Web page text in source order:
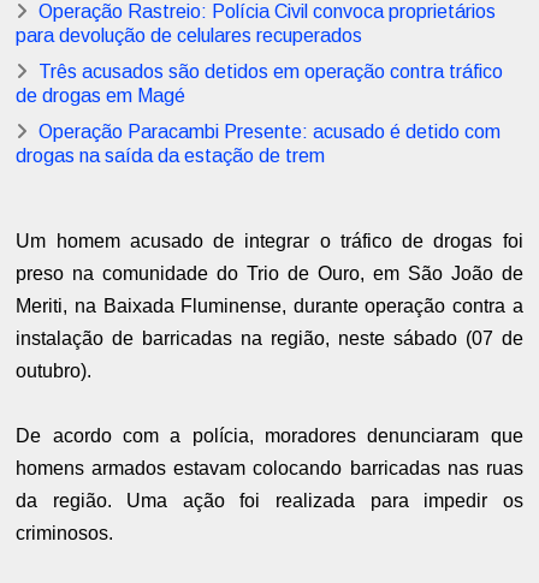
Operação Rastreio: Polícia Civil convoca proprietários
para devolução de celulares recuperados
Três acusados são detidos em operação contra tráfico
de drogas em Magé
Operação Paracambi Presente: acusado é detido com
drogas na saída da estação de trem
Um homem acusado de integrar o tráfico de drogas foi
preso na comunidade do Trio de Ouro, em São João de
Meriti, na Baixada Fluminense, durante operação contra a
instalação de barricadas na região, neste sábado (07 de
outubro).
De acordo com a polícia, moradores denunciaram que
homens armados estavam colocando barricadas nas ruas
da região. Uma ação foi realizada para impedir os
criminosos.